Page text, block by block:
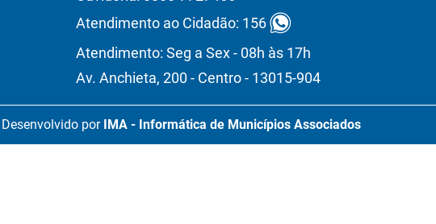
Atendimento ao Cidadão: 156
Atendimento: Seg a Sex - 08h às 17h
Av. Anchieta, 200 - Centro - 13015-904
Desenvolvido por IMA - Informática de Municípios Associados